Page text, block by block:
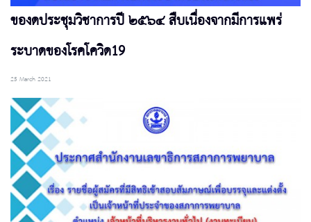
ของดประชุมวิชาการปี ๒๕๖๔ สืบเนื่องจากมีการแพร่
ระบาดของโรคโควิด19
25 March 2021